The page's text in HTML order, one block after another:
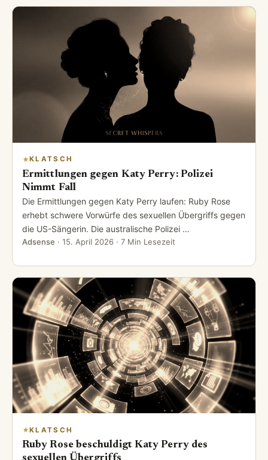
KLATSCH
Ermittlungen gegen Katy Perry: Polizei
Nimmt Fall
Die Ermittlungen gegen Katy Perry laufen: Ruby Rose
erhebt schwere Vorwürfe des sexuellen Übergriffs gegen
die US-Sängerin. Die australische Polizei …
Adsense · 15. April 2026 · 7 Min Lesezeit
KLATSCH
Ruby Rose beschuldigt Katy Perry des